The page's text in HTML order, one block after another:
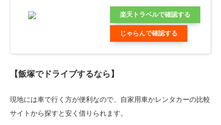
楽天トラベルで確認する
じゃらんで確認する
【飯塚でドライブするなら】
現地には車で行く方が便利なので、自家用車かレンタカーの比較
サイトから探すと安く借りられます。